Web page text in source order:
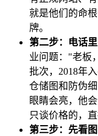
就是他们的命
牌。
第二步：电话
业问题："老板
批次，2018年
仓储图和防伪
眼睛会亮，他
只谈价格的，直
第三步：先看